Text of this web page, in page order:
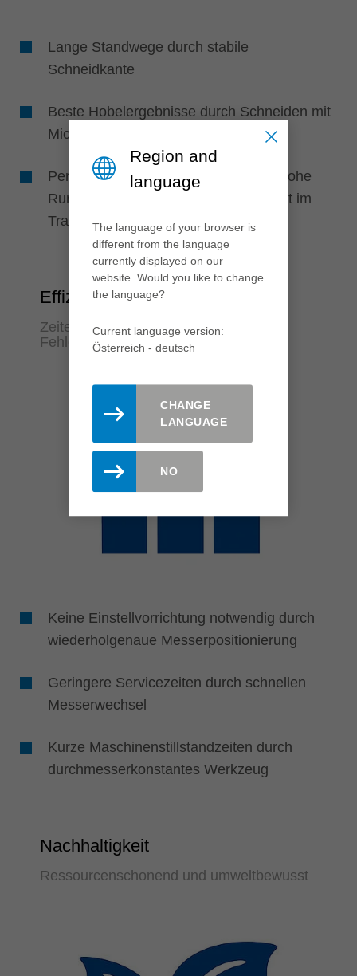
Lange Standwege durch stabile
Schneidkante
Beste Hobelergebnisse durch Schneiden mit
Microfinish-Schliff
Perfekte Bearbeitungsqualität durch hohe
Rundlaufgenauigkeit, da Messer direkt im
Tragkörper positioniert
Effizienz
Zeitersparnis und Reduzierung von
Fehlerquellen
Keine Einstellvorrichtung notwendig durch
wiederholgenaue Messerpositionierung
Geringere Servicezeiten durch schnellen
Messerwechsel
Kurze Maschinenstillstandzeiten durch
durchmesserkonstantes Werkzeug
Nachhaltigkeit
Ressourcenschonend und umweltbewusst
Region and
language
The language of your browser is
different from the language
currently displayed on our
website. Would you like to change
the language?
Current language version:
Österreich - deutsch
CHANGE
LANGUAGE
NO